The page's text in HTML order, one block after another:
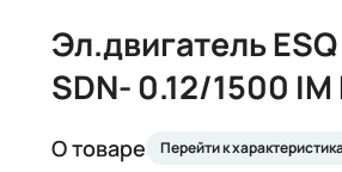
Эл.двигатель
SDN- 0.12/1500 IM
О товаре Перейти к